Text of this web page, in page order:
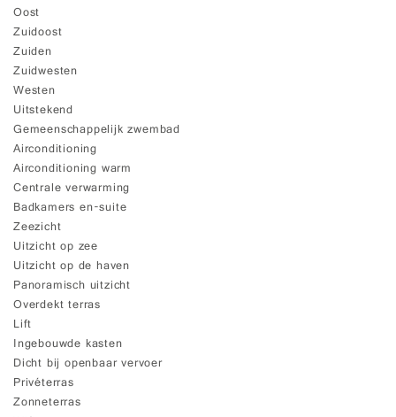
Oost
Zuidoost
Zuiden
Zuidwesten
Westen
Uitstekend
Gemeenschappelijk zwembad
Airconditioning
Airconditioning warm
Centrale verwarming
Badkamers en-suite
Zeezicht
Uitzicht op zee
Uitzicht op de haven
Panoramisch uitzicht
Overdekt terras
Lift
Ingebouwde kasten
Dicht bij openbaar vervoer
Privéterras
Zonneterras